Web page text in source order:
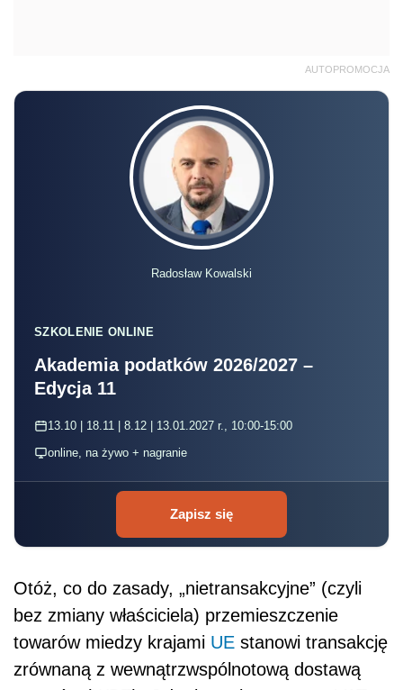
AUTOPROMOCJA
Radosław Kowalski
SZKOLENIE ONLINE
Akademia podatków 2026/2027 –
Edycja 11
13.10 | 18.11 | 8.12 | 13.01.2027 r., 10:00-15:00
online, na żywo + nagranie
Zapisz się
Otóż, co do zasady, „nietransakcyjne” (czyli
bez zmiany właściciela) przemieszczenie
towarów miedzy krajami UE stanowi transakcję
zrównaną z wewnątrzwspólnotową dostawą